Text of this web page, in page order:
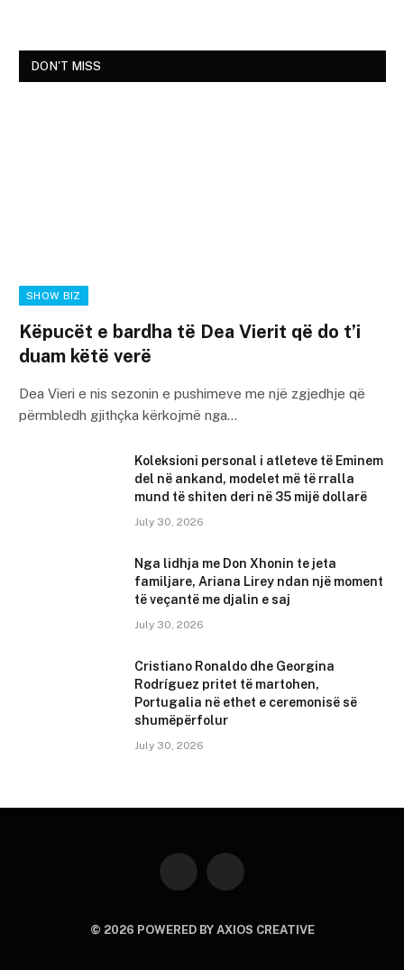
DON'T MISS
SHOW BIZ
Këpucët e bardha të Dea Vierit që do t’i
duam këtë verë
Dea Vieri e nis sezonin e pushimeve me një zgjedhje që
përmbledh gjithçka kërkojmë nga…
Koleksioni personal i atleteve të Eminem
del në ankand, modelet më të rralla
mund të shiten deri në 35 mijë dollarë
July 30, 2026
Nga lidhja me Don Xhonin te jeta
familjare, Ariana Lirey ndan një moment
të veçantë me djalin e saj
July 30, 2026
Cristiano Ronaldo dhe Georgina
Rodríguez pritet të martohen,
Portugalia në ethet e ceremonisë së
shumëpërfolur
July 30, 2026
Instagram YouTube
© 2026 POWERED BY AXIOS CREATIVE